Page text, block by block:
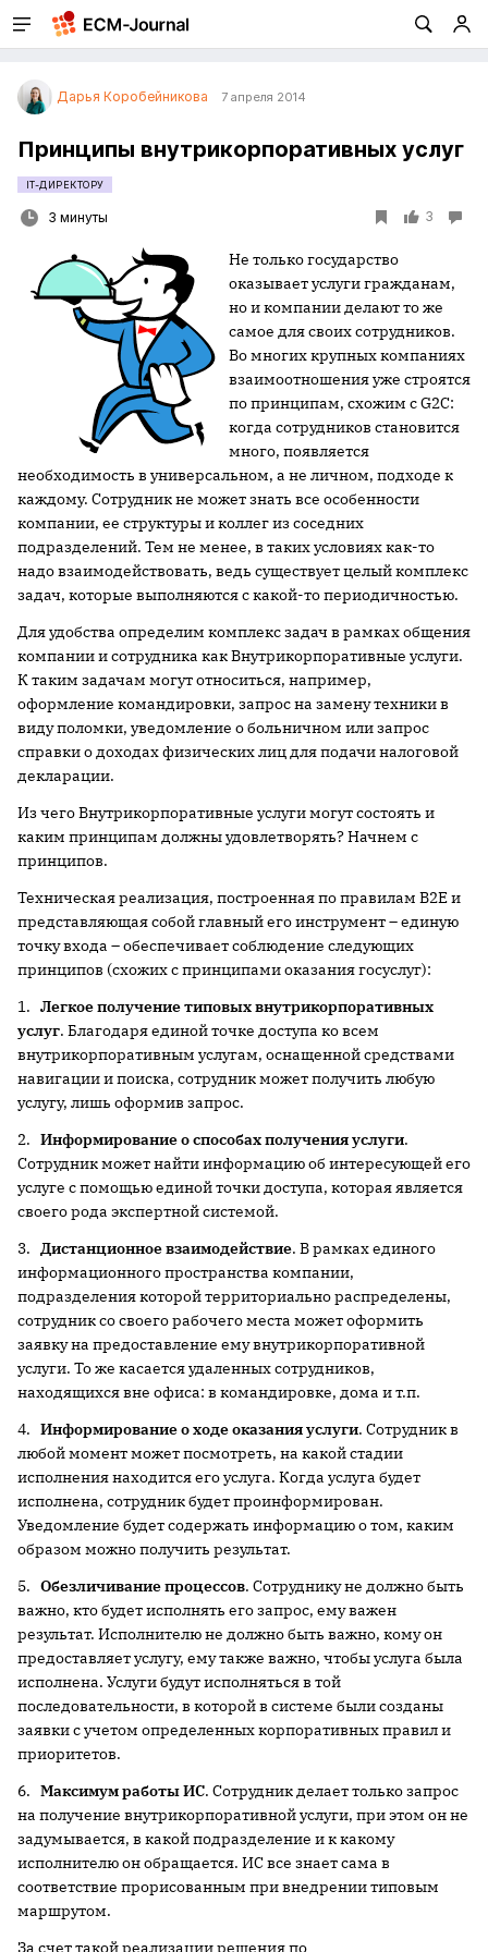
Дарья Коробейникова 7 апреля 2014
Принципы внутрикорпоративных услуг
IT-ДИРЕКТОРУ
3 минуты 3
Не только государство
оказывает услуги гражданам,
но и компании делают то же
самое для своих сотрудников.
Во многих крупных компаниях
взаимоотношения уже строятся
по принципам, схожим с G2C:
когда сотрудников становится
много, появляется
необходимость в универсальном, а не личном, подходе к
каждому. Сотрудник не может знать все особенности
компании, ее структуры и коллег из соседних
подразделений. Тем не менее, в таких условиях как-то
надо взаимодействовать, ведь существует целый комплекс
задач, которые выполняются с какой-то периодичностью.
Для удобства определим комплекс задач в рамках общения
компании и сотрудника как Внутрикорпоративные услуги.
К таким задачам могут относиться, например,
оформление командировки, запрос на замену техники в
виду поломки, уведомление о больничном или запрос
справки о доходах физических лиц для подачи налоговой
декларации.
Из чего Внутрикорпоративные услуги могут состоять и
каким принципам должны удовлетворять? Начнем с
принципов.
Техническая реализация, построенная по правилам B2E и
представляющая собой главный его инструмент – единую
точку входа – обеспечивает соблюдение следующих
принципов (схожих с принципами оказания госуслуг):
1. Легкое получение типовых внутрикорпоративных
услуг. Благодаря единой точке доступа ко всем
внутрикорпоративным услугам, оснащенной средствами
навигации и поиска, сотрудник может получить любую
услугу, лишь оформив запрос.
2. Информирование о способах получения услуги.
Сотрудник может найти информацию об интересующей его
услуге с помощью единой точки доступа, которая является
своего рода экспертной системой.
3. Дистанционное взаимодействие. В рамках единого
информационного пространства компании,
подразделения которой территориально распределены,
сотрудник со своего рабочего места может оформить
заявку на предоставление ему внутрикорпоративной
услуги. То же касается удаленных сотрудников,
находящихся вне офиса: в командировке, дома и т.п.
4. Информирование о ходе оказания услуги. Сотрудник в
любой момент может посмотреть, на какой стадии
исполнения находится его услуга. Когда услуга будет
исполнена, сотрудник будет проинформирован.
Уведомление будет содержать информацию о том, каким
образом можно получить результат.
5. Обезличивание процессов. Сотруднику не должно быть
важно, кто будет исполнять его запрос, ему важен
результат. Исполнителю не должно быть важно, кому он
предоставляет услугу, ему также важно, чтобы услуга была
исполнена. Услуги будут исполняться в той
последовательности, в которой в системе были созданы
заявки с учетом определенных корпоративных правил и
приоритетов.
6. Максимум работы ИС. Сотрудник делает только запрос
на получение внутрикорпоративной услуги, при этом он не
задумывается, в какой подразделение и к какому
исполнителю он обращается. ИС все знает сама в
соответствие прорисованным при внедрении типовым
маршрутом.
За счет такой реализации решения по